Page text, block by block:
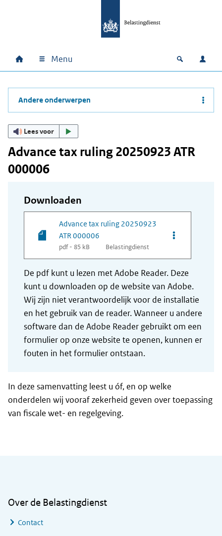
Hoofdnavigatie
Home Menu Open
Andere onderwerpen
Lees voor
Advance tax ruling 20250923 ATR
000006
Downloaden
Advance tax ruling 20250923
ATR 000006
pdf - 85 kB Belastingdienst
Opties van
De pdf kunt u lezen met Adobe Reader. Deze
kunt u downloaden op de website van Adobe.
Wij zijn niet verantwoordelijk voor de installatie
en het gebruik van de reader. Wanneer u andere
software dan de Adobe Reader gebruikt om een
formulier op onze website te openen, kunnen er
fouten in het formulier ontstaan.
In deze samenvatting leest u óf, en op welke
onderdelen wij vooraf zekerheid geven over toepassing
van fiscale wet- en regelgeving.
Over de Belastingdienst
Contact